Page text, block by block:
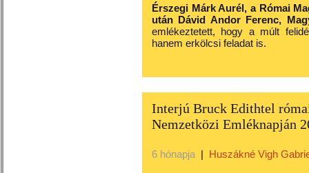
Érszegi Márk Aurél, a Római
után Dávid Andor Ferenc,
emlékeztetett, hogy a múlt
hanem erkölcsi feladat is.
Interjú Bruck Edithtel
Nemzetközi Emléknapján
6 hónapja | Huszákné Vigh